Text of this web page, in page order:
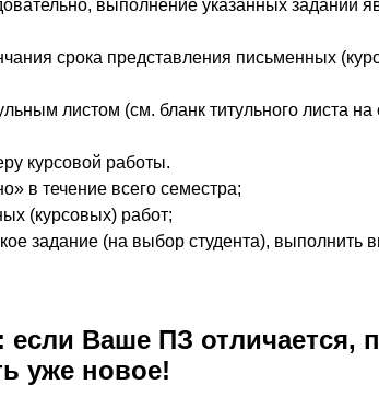
выполнение указанных заданий
срока представления письменных
листом (см. бланк титульного листа на
курсовой работы.
в течение всего семестра;
(курсовых) работ;
задание (на выбор студента), выполнить
Ваше ПЗ отличается,
уже новое!